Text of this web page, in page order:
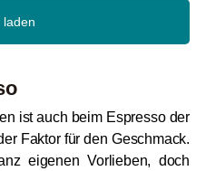
laden
ist auch beim Espresso der
Faktor für den Geschmack.
eigenen Vorlieben, doch